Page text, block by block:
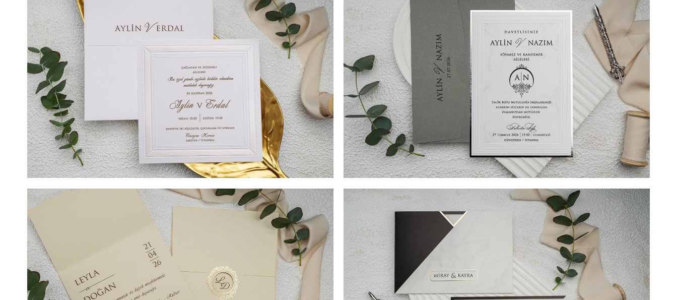
COD- 9134ek / 6,20 LEI (Prețul include tipărirea) + 2 LEI TIPĂRIRE PLIC (Opțional) + 3
LEI SIGILIU CEARĂ (Opțional). DIMENSIUNE 17 cm x 17 cm. Culoare a pacii, a puritatii
si a elegantei acest model de invitatie de nunta de culoare alba va transmite cat de
deosebit va fi evenimentul dvs. Invitatia este confectionata dintr-un carton putin
lucios, pe care va putea fi tiparit textul ales si personalizat de dvs. In partea laterala
invitatia are si striatii pentru un contur mai deosebit iar plicul clasic va completa
impresia de eleganta a invitatiei de nunta. Daca doriti sa ii impresionati si mai mult
pe invitatii dvs. noi va sugeram si aplicarea unui sigiliu de ceara.
COD- 9144ek / 5,20 LEI (Prețul include tipărirea) + 2 LEI TIPĂRIRE PLIC (Opțional) + 3
LEI SIGILIU CEARĂ (Opțional). DIMENSIUNE 13,5 cm x 19,4 cm. SUPRAFATA DE
TIPARIRE 13,5 cm x 19,4 cm. Unul dintre cele mai apreciate modele de invitatii de
nunta, iubit pentru simplitatea si eleganta lui, acest model va incanta privirea
invitatilor dvs. Eleganta modelului se datoreaza atat cartonului usor lucios, cu
striatii doar in partea exterioara a invitatiei de nunta cat si chenarului argintiu.
Povestea dvs. de dragoste frumos povestita de catre textul de nunta personalizat,
va fi pusa in evidenta de detaliile atat de atent alese ale acestui model de invitatie
de nunta eleganta. Invitatia contine plic clasic care, pentru un aer mai distins, poate
fi sigilat cu un sigiliu de ceara. Sigiliul de ceara vine doar sa intregeasca impresia de
eleganta si rafinament pe care invitatii o vor avea.